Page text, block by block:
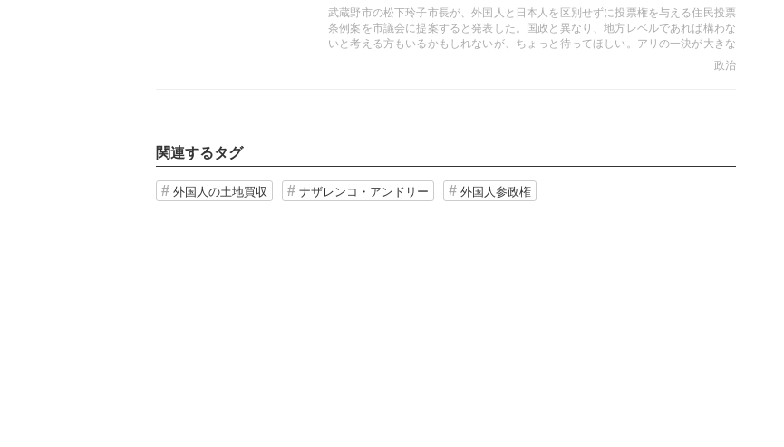
武蔵野市の松下玲子市長が、外国人と日本人を区別せずに投票権を与える住民投票
条例案を市議会に提案すると発表した。国政と異なり、地方レベルであれば構わな
いと考える方もいるかもしれないが、ちょっと待ってほしい。アリの一決が大きな
被害をもたらすことはよくあること。いま、改めてなぜ「外国人投票権」が危ない
政治
関連するタグ
外国人の土地買収 ナザレンコ・アンドリー 外国人参政権
記事を読む